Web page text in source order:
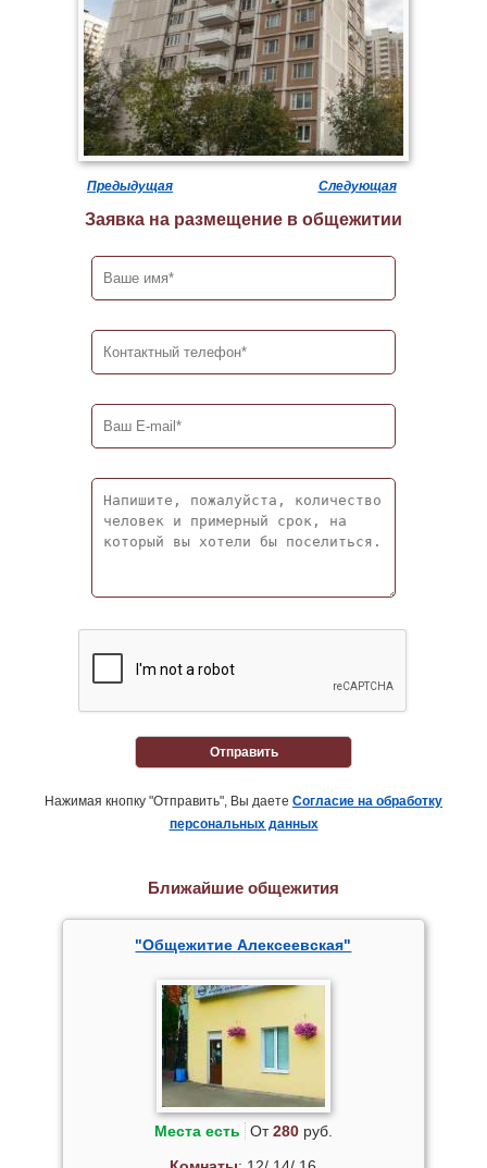
Предыдущая Следующая
Заявка на размещение в общежитии
Отправить
Нажимая кнопку "Отправить", Вы даете Согласие на обработку
персональных данных
Ближайшие общежития
"Общежитие Алексеевская"
Места есть От280руб.